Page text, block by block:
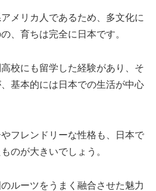
メリカ人であるため、多文化に
、育ちは完全に日本です。
校にも留学した経験があり、そ
基本的には日本での生活が中心
フレンドリーな性格も、日本で
のが大きいでしょう。
ルーツをうまく融合させた魅力